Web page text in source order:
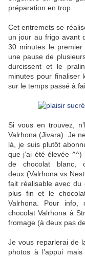
préparation en trop.
Cet entremets se
un jour au frigo avant
30 minutes le
une pause de
durcissent et le
minutes pour finaliser
sur le temps passé à
Si vous en trouvez,
Valrhona (Jivara). Je
là, je suis plutôt
que j’ai été élevée
de chocolat blanc,
deux (Valrhona vs
fait réalisable avec du
plus fin et le
Valrhona. Pour
chocolat Valrhona à
fromage (à deux pas
Je vous reparlerai de
photos à l’appui